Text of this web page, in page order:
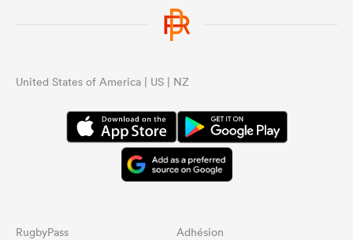
United States of America | US | NZ
RugbyPass Adhésion